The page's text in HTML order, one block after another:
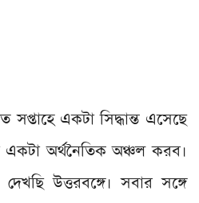
একটা সিদ্ধান্ত এসেছে
অর্থনৈতিক অঞ্চল করব।
উত্তরবঙ্গে। সবার সঙ্গে